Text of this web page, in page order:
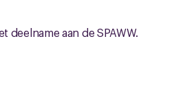
aan de SPAWW.